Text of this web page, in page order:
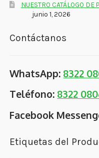
NUESTRO CATÁLOGO DE
junio 1, 2026
Contáctanos
WhatsApp: 8322
Teléfono: 8322
Facebook
Etiquetas del